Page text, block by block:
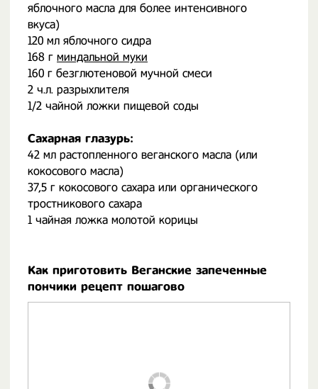
яблочного масла для более интенсивного
вкуса)
120 мл яблочного сидра
168 г миндальной муки
160 г безглютеновой мучной смеси
2 ч.л. разрыхлителя
1/2 чайной ложки пищевой соды
Сахарная глазурь:
42 мл растопленного веганского масла (или
кокосового масла)
37,5 г кокосового сахара или органического
тростникового сахара
1 чайная ложка молотой корицы
Как приготовить Веганские запеченные
пончики рецепт пошагово